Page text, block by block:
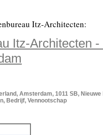
Itz-Architecten:
Itz-Architecten
Amsterdam, 1011 SB, Nieuwe
Bedrijf, Vennootschap